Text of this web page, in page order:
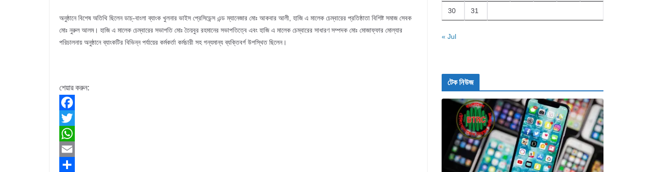
অনুষ্ঠানে বিশেষ অতিথি ছিলেন ডাচ্-বাংলা ব্যাংক খুলনার ভাইস প্রেসিডেন্স এন্ড ম্যানেজার মোঃ আকবার আলী, হাজি এ মালেক চেম্বারের প্রতিষ্ঠাতা বিশিষ্ট সমাজ সেবক
মোঃ নুরুল আলম। হাজি এ মালেক চেম্বারের সভাপতি মোঃ তৈয়বুর রহমানের সভাপতিত্বে এবং হাজি এ মালেক চেম্বারের সাধারণ সম্পদক মোঃ মোজাফ্ফার মোল্যার
পরিচালনায় অনুষ্ঠানে ব্যাংকটির বিভিন্ন পর্যায়ের কর্মকর্তা কর্মচারী সহ গন্যমান্য ব্যক্তিবর্গ উপস্থিত ছিলেন।
শেয়ার করুন:
F
a
c
e
T
w
W
hE
30 31
« Jul
টেক নিউজ